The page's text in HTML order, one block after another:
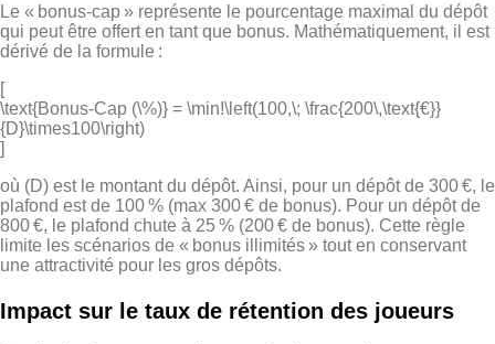
Le « bonus‑cap » représente le pourcentage maximal du dépôt
qui peut être offert en tant que bonus. Mathématiquement, il est
dérivé de la formule :
[
\text{Bonus‑Cap (\%)} = \min!\left(100,\; \frac{200\,\text{€}}
{D}\times100\right)
]
où (D) est le montant du dépôt. Ainsi, pour un dépôt de 300 €, le
plafond est de 100 % (max 300 € de bonus). Pour un dépôt de
800 €, le plafond chute à 25 % (200 € de bonus). Cette règle
limite les scénarios de « bonus illimités » tout en conservant
une attractivité pour les gros dépôts.
Impact sur le taux de rétention des joueurs